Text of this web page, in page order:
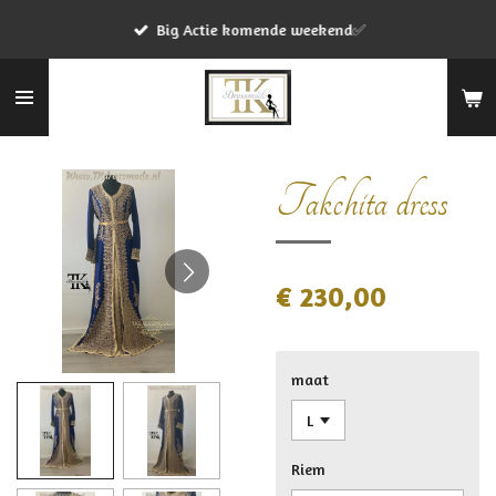
de
Big Actie komende weekend✅
Takchita dress
€ 230,00
maat
Riem